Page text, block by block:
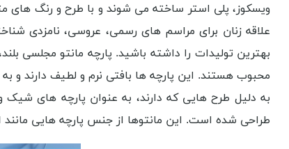
ویسکوز، پلی استر ساخته می شوند و با طرح و رنگ های
علاقه زنان برای مراسم های رسمی، عروسی، نامزدی
بهترین تولیدات را داشته باشید. پارچه مانتو مجلسی
محبوب هستند. این پارچه ها بافتی نرم و لطیف دارند و
به دلیل طرح هایی که دارند، به عنوان پارچه های
طراحی شده است. این مانتوها از جنس پارچه هایی